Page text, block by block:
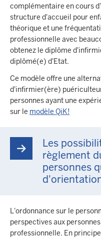
complémentaire en cours
structure d'accueil pour
théorique et une
professionnelle avec
obtenez le diplôme
diplômé(e) d'Etat.
Ce modèle offre une
d'infirmier(ère)
personnes ayant une
sur le modèle QiK!
Les
règlement
personnes
L'ordonnance sur le
perspectives aux
professionnelle. En